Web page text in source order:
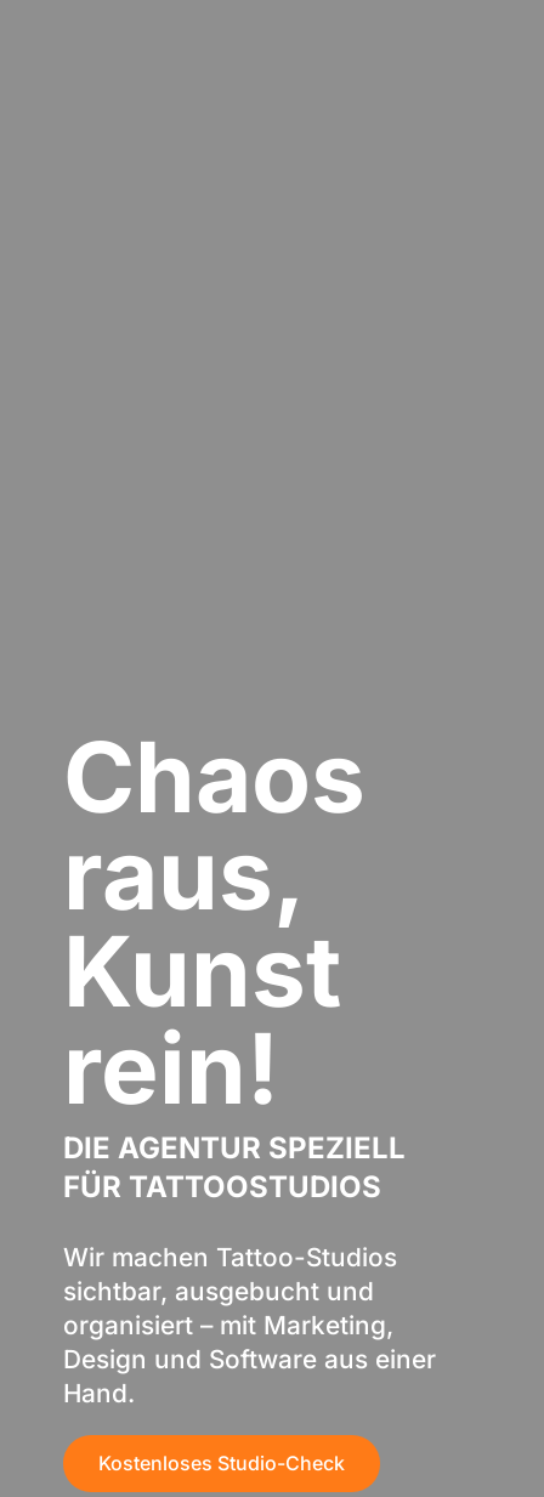
Chaos
raus,
Kunst
rein!
DIE AGENTUR SPEZIELL
FÜR TATTOOSTUDIOS
Wir machen Tattoo-Studios
sichtbar, ausgebucht und
organisiert – mit Marketing,
Design und Software aus einer
Hand.
Kostenloses Studio-Check